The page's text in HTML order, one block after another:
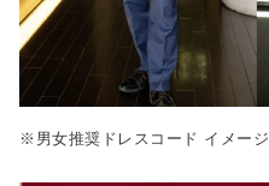
※男女推奨ドレスコード イメージ